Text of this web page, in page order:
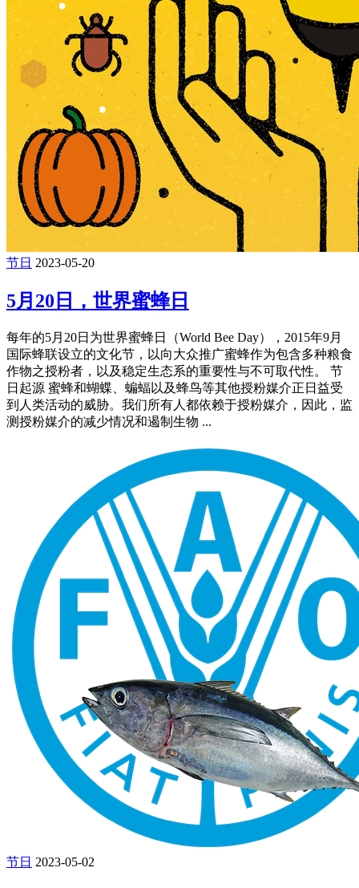
节日 2023-05-20
5月20日，世界蜜蜂日
每年的5月20日为世界蜜蜂日（World Bee Day），2015年9月
国际蜂联设立的文化节，以向大众推广蜜蜂作为包含多种粮食
作物之授粉者，以及稳定生态系的重要性与不可取代性。 节
日起源 蜜蜂和蝴蝶、蝙蝠以及蜂鸟等其他授粉媒介正日益受
到人类活动的威胁。我们所有人都依赖于授粉媒介，因此，监
测授粉媒介的减少情况和遏制生物 ...
节日 2023-05-02